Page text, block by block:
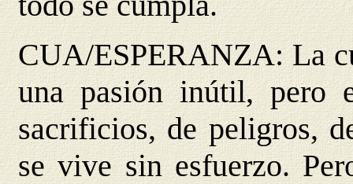
CUA/ESPERANZA: La
una pasión inútil, pero
sacrificios, de peligros,
se vive sin esfuerzo.